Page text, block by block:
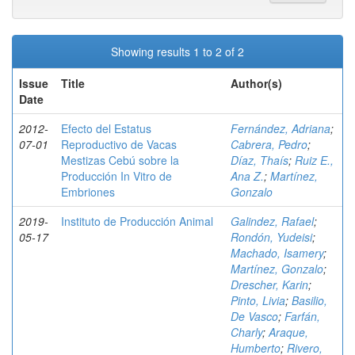
Showing results 1 to 2 of 2
Issue
Date
Title Author(s)
2012-
07-01
Efecto del Estatus
Reproductivo de Vacas
Mestizas Cebú sobre la
Producción In Vitro de
Embriones
Fernández, Adriana;
Cabrera, Pedro;
Díaz, Thaís; Ruiz E.,
Ana Z.; Martínez,
Gonzalo
2019-
05-17
Instituto de Producción Animal Galindez, Rafael;
Rondón, Yudeisi;
Machado, Isamery;
Martínez, Gonzalo;
Drescher, Karin;
Pinto, Livia; Basilio,
De Vasco; Farfán,
Charly;Araque,
Humberto; Rivero,